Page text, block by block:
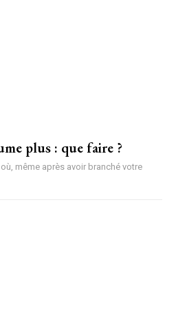
plus : que faire ?
même après avoir branché votre